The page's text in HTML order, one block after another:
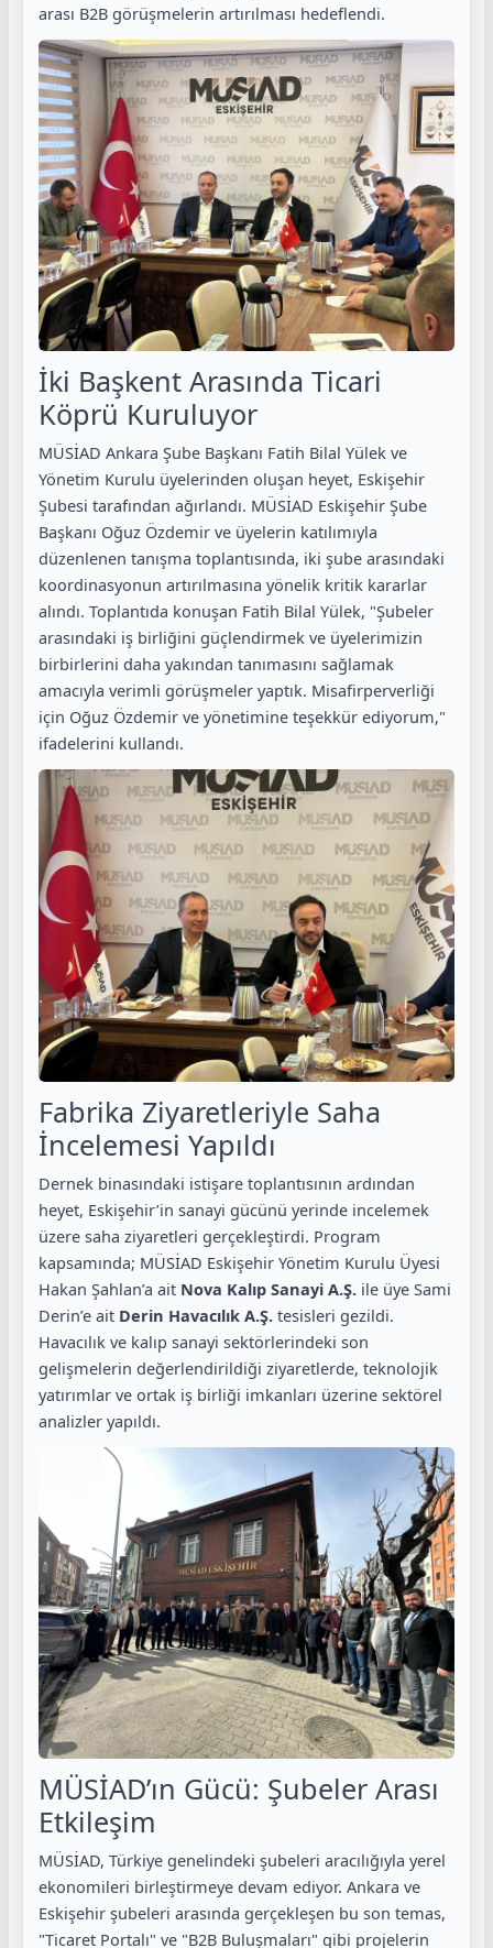
arası B2B görüşmelerin artırılması hedeflendi.
İki Başkent Arasında Ticari
Köprü Kuruluyor
MÜSİAD Ankara Şube Başkanı Fatih Bilal Yülek ve
Yönetim Kurulu üyelerinden oluşan heyet, Eskişehir
Şubesi tarafından ağırlandı. MÜSİAD Eskişehir Şube
Başkanı Oğuz Özdemir ve üyelerin katılımıyla
düzenlenen tanışma toplantısında, iki şube arasındaki
koordinasyonun artırılmasına yönelik kritik kararlar
alındı. Toplantıda konuşan Fatih Bilal Yülek, "Şubeler
arasındaki iş birliğini güçlendirmek ve üyelerimizin
birbirlerini daha yakından tanımasını sağlamak
amacıyla verimli görüşmeler yaptık. Misafirperverliği
için Oğuz Özdemir ve yönetimine teşekkür ediyorum,"
ifadelerini kullandı.
Fabrika Ziyaretleriyle Saha
İncelemesi Yapıldı
Dernek binasındaki istişare toplantısının ardından
heyet, Eskişehir’in sanayi gücünü yerinde incelemek
üzere saha ziyaretleri gerçekleştirdi. Program
kapsamında; MÜSİAD Eskişehir Yönetim Kurulu Üyesi
Hakan Şahlan’a ait Nova Kalıp Sanayi A.Ş. ile üye Sami
Derin’e ait Derin Havacılık A.Ş. tesisleri gezildi.
Havacılık ve kalıp sanayi sektörlerindeki son
gelişmelerin değerlendirildiği ziyaretlerde, teknolojik
yatırımlar ve ortak iş birliği imkanları üzerine sektörel
analizler yapıldı.
MÜSİAD’ın Gücü: Şubeler Arası
Etkileşim
MÜSİAD, Türkiye genelindeki şubeleri aracılığıyla yerel
ekonomileri birleştirmeye devam ediyor. Ankara ve
Eskişehir şubeleri arasında gerçekleşen bu son temas,
"Ticaret Portalı" ve "B2B Buluşmaları" gibi projelerin